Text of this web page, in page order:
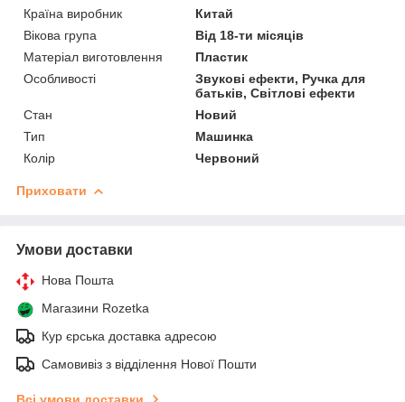
Країна виробник
Китай
Вікова група
Від 18-ти місяців
Матеріал виготовлення
Пластик
Особливості
Звукові ефекти, Ручка для
батьків, Світлові ефекти
Стан
Новий
Тип
Машинка
Колір
Червоний
Приховати
Умови доставки
Нова Пошта
Магазини Rozetka
Кур єрська доставка адресою
Самовивіз з відділення Нової Пошти
Всі умови доставки